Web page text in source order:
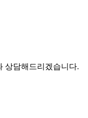
상담해드리겠습니다.